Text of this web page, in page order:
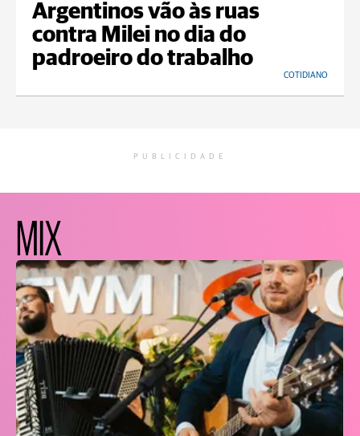
Argentinos vão às ruas
contra Milei no dia do
padroeiro do trabalho
COTIDIANO
PUBLICIDADE
MIX